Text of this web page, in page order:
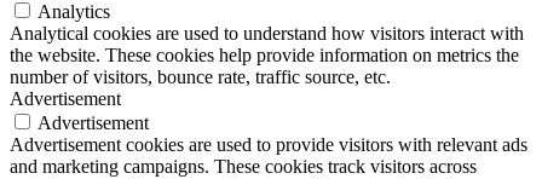
Analytics
Analytical cookies are used to understand how visitors interact with
the website. These cookies help provide information on metrics the
number of visitors, bounce rate, traffic source, etc.
Advertisement
Advertisement
Advertisement cookies are used to provide visitors with relevant ads
and marketing campaigns. These cookies track visitors across